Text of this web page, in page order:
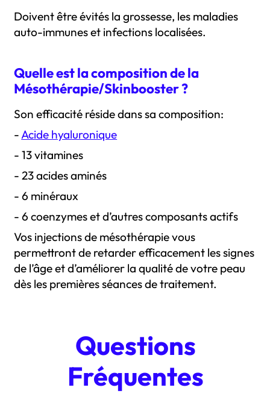
Doivent être évités la grossesse, les maladies
auto-immunes et infections localisées.
Quelle est la composition de la
Mésothérapie/Skinbooster ?
Son efficacité réside dans sa composition:
-Acide hyaluronique
- 13 vitamines
- 23 acides aminés
- 6 minéraux
- 6 coenzymes et d’autres composants actifs
Vos injections de mésothérapie vous
permettront de retarder efficacement les signes
de l’âge et d’améliorer la qualité de votre peau
dès les premières séances de traitement.
Questions
Fréquentes